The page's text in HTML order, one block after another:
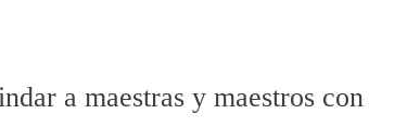
a maestras y maestros con